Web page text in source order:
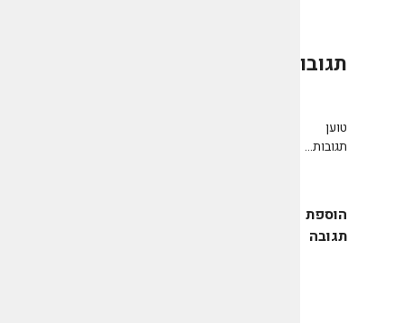
תגובות
טוען
תגובות...
הוספת
תגובה